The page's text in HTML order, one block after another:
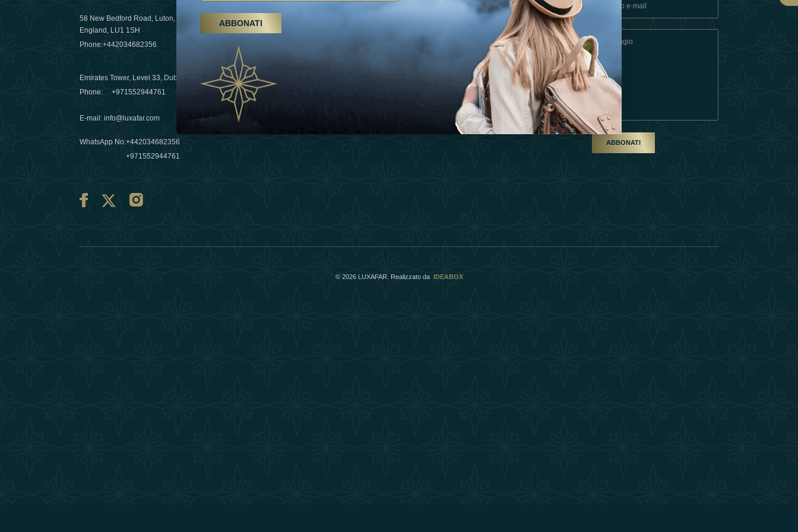
58 New Bedford Road, Luton,
England, LU1 1SH
Phone:+442034682356
Emirates Tower, Level 33, Dubai, UAE
Phone:+971552944761
E-mail :info@luxafar.com
WhatsApp No:+442034682356
+971552944761
Escursioni, trattamenti termali e yoga, gli
Emirati Arabi Uniti crescono come
destinazione del benessere
03 April 2025
Évasions hivernales pour les voyageurs des
Émirats: refinir le voyage de luxe
10 March 2025
Esperienza
Termini E Condizioni
Diventa Un Partner
Our Team
ABBONATI
© 2026 LUXAFAR. Realizzato da IDEABOX
ABBONATI